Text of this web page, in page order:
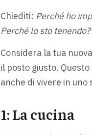
Chiediti: Perché ho
Perché lo sto
Considera la tua
il posto giusto.
anche di vivere in uno
1: La cucina